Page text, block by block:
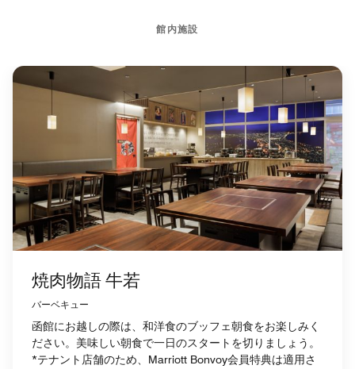
館内施設
焼肉物語 牛若
バーベキュー
函館にお越しの際は、和洋食のブッフェ朝食をお楽しみく
ださい。美味しい朝食で一日のスタートを切りましょう。
*テナント店舗のため、Marriott Bonvoy会員特典は適用さ